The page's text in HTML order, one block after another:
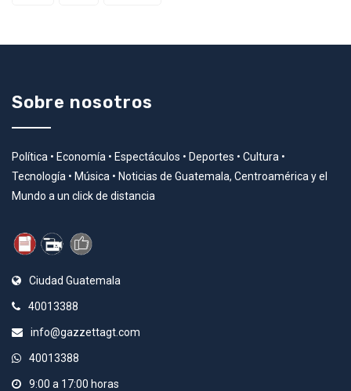
Sobre nosotros
Política • Economía • Espectáculos • Deportes • Cultura •
Tecnología • Música • Noticias de Guatemala, Centroamérica y el
Mundo a un click de distancia
Ciudad Guatemala
40013388
info@gazzettagt.com
40013388
9:00 a 17:00 horas